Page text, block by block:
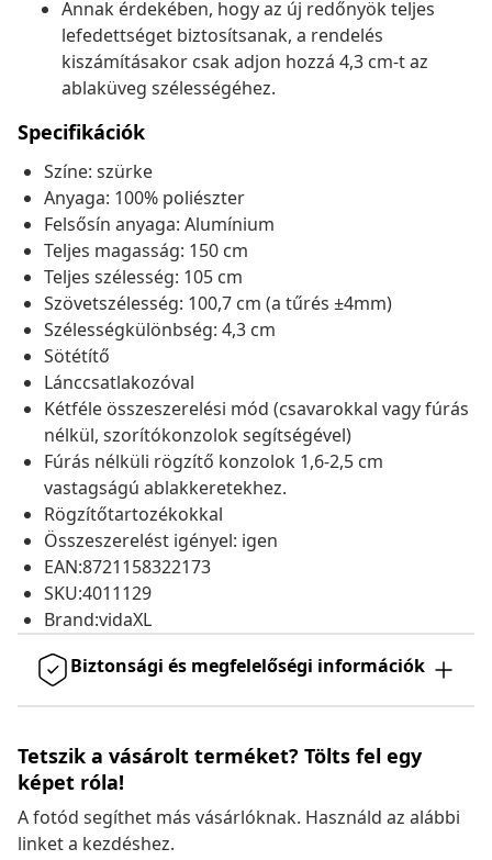
Annak érdekében, hogy az új redőnyök teljes
lefedettséget biztosítsanak, a rendelés
kiszámításakor csak adjon hozzá 4,3 cm-t az
ablaküveg szélességéhez.
Specifikációk
Színe: szürke
Anyaga: 100% poliészter
Felsősín anyaga: Alumínium
Teljes magasság: 150 cm
Teljes szélesség: 105 cm
Szövetszélesség: 100,7 cm (a tűrés ±4mm)
Szélességkülönbség: 4,3 cm
Sötétítő
Lánccsatlakozóval
Kétféle összeszerelési mód (csavarokkal vagy fúrás
nélkül, szorítókonzolok segítségével)
Fúrás nélküli rögzítő konzolok 1,6-2,5 cm
vastagságú ablakkeretekhez.
Rögzítőtartozékokkal
Összeszerelést igényel: igen
EAN:8721158322173
SKU:4011129
Brand:vidaXL
Biztonsági és megfelelőségi információk
Tetszik a vásárolt terméket? Tölts fel egy
képet róla!
A fotód segíthet más vásárlóknak. Használd az alábbi
linket a kezdéshez.